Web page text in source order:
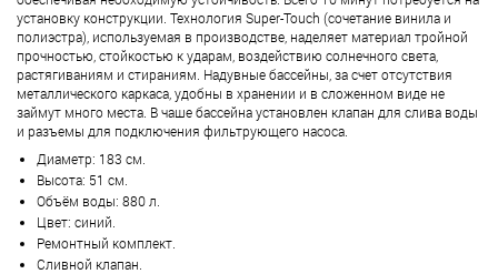
установку конструкции. Технология Super-Touch (сочетание винила и
полиэстра), используемая в производстве, наделяет материал тройной
прочностью, стойкостью к ударам, воздействию солнечного света,
растягиваниям и стираниям. Надувные бассейны, за счет отсутствия
металлического каркаса, удобны в хранении и в сложенном виде не
займут много места. В чаше бассейна установлен клапан для слива воды
и разъемы для подключения фильтрующего насоса.
Диаметр: 183 см.
Высота: 51 см.
Объём воды: 880 л.
Цвет: синий.
Ремонтный комплект.
Сливной клапан.